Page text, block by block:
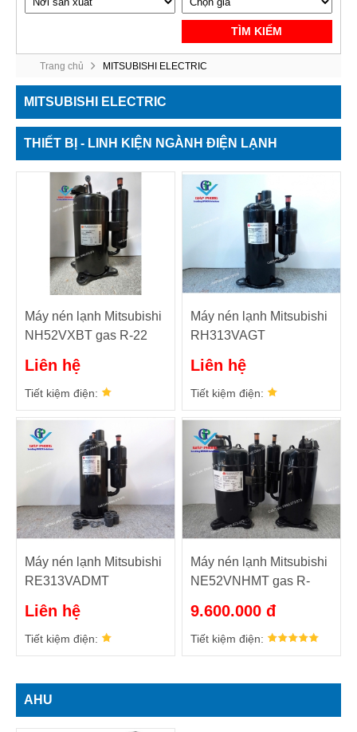
TÌM KIẾM
Trang chủ MITSUBISHI ELECTRIC
MITSUBISHI ELECTRIC
THIẾT BỊ - LINH KIỆN NGÀNH ĐIỆN LẠNH
Máy nén lạnh Mitsubishi
NH52VXBT gas R-22
Liên hệ
Tiết kiệm điện:
Máy nén lạnh Mitsubishi
RH313VAGT
Liên hệ
Tiết kiệm điện:
Máy nén lạnh Mitsubishi
RE313VADMT
Liên hệ
Tiết kiệm điện:
Máy nén lạnh Mitsubishi
NE52VNHMT gas R-
9.600.000 đ
Tiết kiệm điện:
AHU